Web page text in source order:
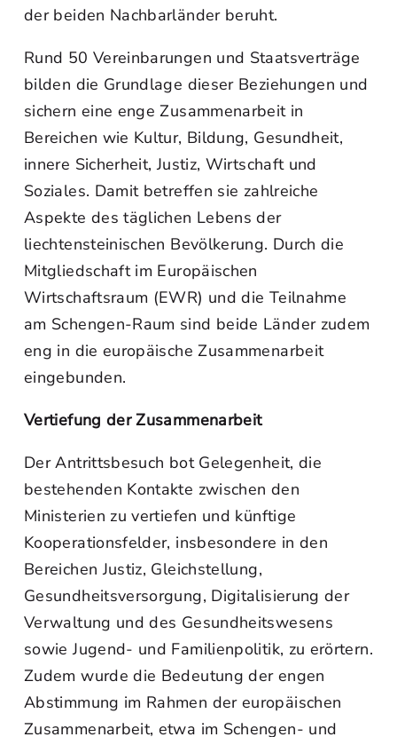
der beiden Nachbarländer beruht.
Rund 50 Vereinbarungen und Staatsverträge
bilden die Grundlage dieser Beziehungen und
sichern eine enge Zusammenarbeit in
Bereichen wie Kultur, Bildung, Gesundheit,
innere Sicherheit, Justiz, Wirtschaft und
Soziales. Damit betreffen sie zahlreiche
Aspekte des täglichen Lebens der
liechtensteinischen Bevölkerung. Durch die
Mitgliedschaft im Europäischen
Wirtschaftsraum (EWR) und die Teilnahme
am Schengen-Raum sind beide Länder zudem
eng in die europäische Zusammenarbeit
eingebunden.
Vertiefung der Zusammenarbeit
Der Antrittsbesuch bot Gelegenheit, die
bestehenden Kontakte zwischen den
Ministerien zu vertiefen und künftige
Kooperationsfelder, insbesondere in den
Bereichen Justiz, Gleichstellung,
Gesundheitsversorgung, Digitalisierung der
Verwaltung und des Gesundheitswesens
sowie Jugend- und Familienpolitik, zu erörtern.
Zudem wurde die Bedeutung der engen
Abstimmung im Rahmen der europäischen
Zusammenarbeit, etwa im Schengen- und